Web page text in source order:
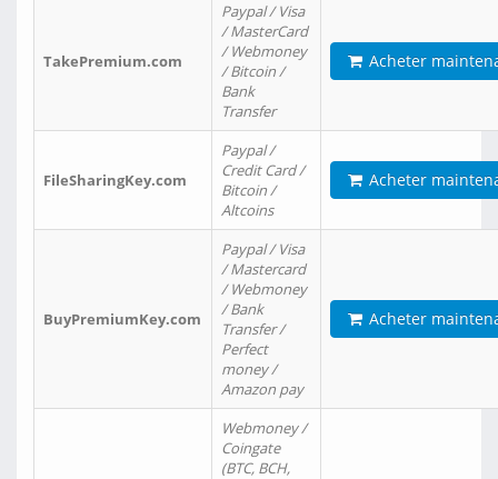
TakePremium.com
Paypal / Visa
/ MasterCard
/ Webmoney
/ Bitcoin /
Bank
Transfer
Acheter
FileSharingKey.com
Paypal /
Credit Card /
Bitcoin /
Altcoins
Acheter
BuyPremiumKey.com
Paypal / Visa
/ Mastercard
/ Webmoney
/ Bank
Transfer /
Perfect
money /
Amazon pay
Acheter
Webmoney /
Coingate
(BTC, BCH,